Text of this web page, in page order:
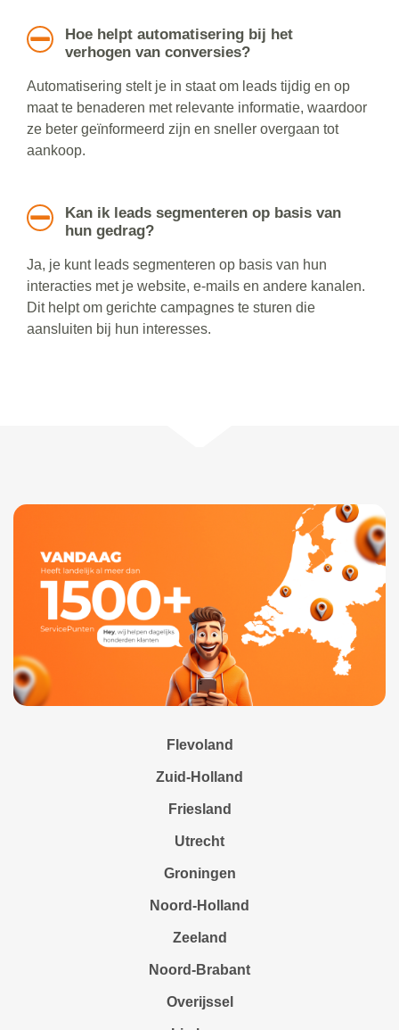
Hoe helpt automatisering bij het
verhogen van conversies?
Automatisering stelt je in staat om leads tijdig en op
maat te benaderen met relevante informatie, waardoor
ze beter geïnformeerd zijn en sneller overgaan tot
aankoop.
Kan ik leads segmenteren op basis van
hun gedrag?
Ja, je kunt leads segmenteren op basis van hun
interacties met je website, e-mails en andere kanalen.
Dit helpt om gerichte campagnes te sturen die
aansluiten bij hun interesses.
Flevoland
Zuid-Holland
Friesland
Utrecht
Groningen
Noord-Holland
Zeeland
Noord-Brabant
Overijssel